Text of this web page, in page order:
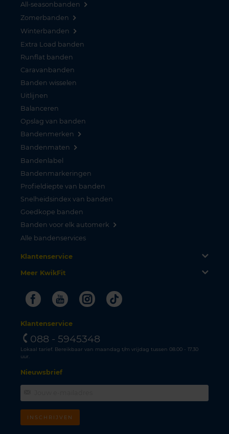
All-seasonbanden
Zomerbanden
Winterbanden
Extra Load banden
Runflat banden
Caravanbanden
Banden wisselen
Uitlijnen
Balanceren
Opslag van banden
Bandenmerken
Bandenmaten
Bandenlabel
Bandenmarkeringen
Profieldiepte van banden
Snelheidsindex van banden
Goedkope banden
Banden voor elk automerk
Alle bandenservices
Klantenservice
Meer KwikFit
FacebookYoutubeInstagram
Tiktok
Klantenservice
088 - 5945348
Lokaal tarief. Bereikbaar van maandag t/m vrijdag tussen 08.00 - 17.30
uur.
Nieuwsbrief
INSCHRIJVEN